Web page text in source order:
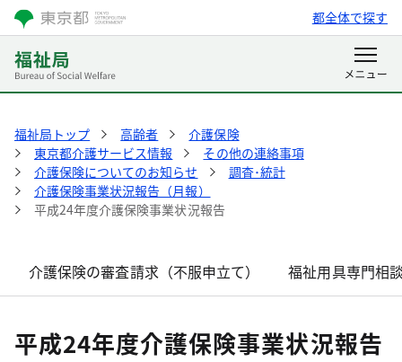
都全体で探す
福祉局トップ 高齢者
介護保険
東京都介護サービス情報
その他の連絡事項
介護保険についてのお知らせ
調査･統計
介護保険事業状況報告（月報）
平成24年度介護保険事業状況報告
介護保険の審査請求（不服申立て） 福祉用具専門相
平成24年度介護保険事業状況報告